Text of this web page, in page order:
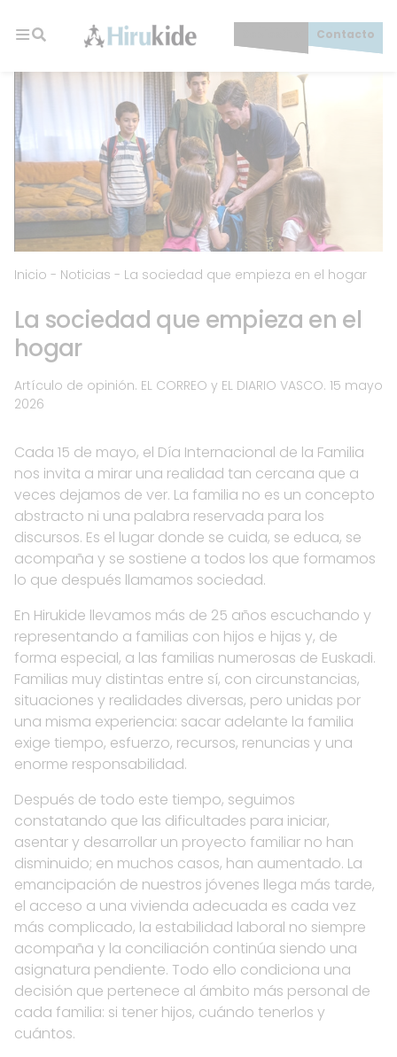
Contacto
Inicio - Noticias - La sociedad que empieza en el hogar
La sociedad que empieza en el
hogar
Artículo de opinión. EL CORREO y EL DIARIO VASCO. 15 mayo
2026
Cada 15 de mayo, el Día Internacional de la Familia
nos invita a mirar una realidad tan cercana que a
veces dejamos de ver. La familia no es un concepto
abstracto ni una palabra reservada para los
discursos. Es el lugar donde se cuida, se educa, se
acompaña y se sostiene a todos los que formamos
lo que después llamamos sociedad.
En Hirukide llevamos más de 25 años escuchando y
representando a familias con hijos e hijas y, de
forma especial, a las familias numerosas de Euskadi.
Familias muy distintas entre sí, con circunstancias,
situaciones y realidades diversas, pero unidas por
una misma experiencia: sacar adelante la familia
exige tiempo, esfuerzo, recursos, renuncias y una
enorme responsabilidad.
Después de todo este tiempo, seguimos
constatando que las dificultades para iniciar,
asentar y desarrollar un proyecto familiar no han
disminuido; en muchos casos, han aumentado. La
emancipación de nuestros jóvenes llega más tarde,
el acceso a una vivienda adecuada es cada vez
más complicado, la estabilidad laboral no siempre
acompaña y la conciliación continúa siendo una
asignatura pendiente. Todo ello condiciona una
decisión que pertenece al ámbito más personal de
cada familia: si tener hijos, cuándo tenerlos y
cuántos.